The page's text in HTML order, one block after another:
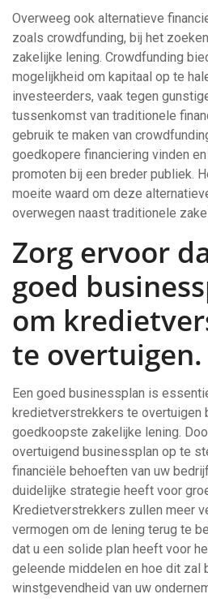
Overweeg ook alternatieve
zoals crowdfunding, bij het
zakelijke lening. Crowdfunding
mogelijkheid om kapitaal op te
investeerders, vaak tegen
tussenkomst van traditionele
gebruik te maken van
goedkopere financiering vinden
promoten bij een breder publiek.
moeite waard om deze
overwegen naast traditionele
Zorg ervoor
goed
om
te overtuigen.
Een goed businessplan is
kredietverstrekkers te overtuigen
goedkoopste zakelijke lening.
overtuigend businessplan op te
financiële behoeften van uw
duidelijke strategie heeft voor
Kredietverstrekkers zullen meer
vermogen om de lening terug te
dat u een solide plan heeft voor
geleende middelen en hoe dit zal
winstgevendheid van uw